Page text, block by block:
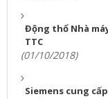
Động thổ Nhà
TTC
(01/10/2018)
Siemens cung